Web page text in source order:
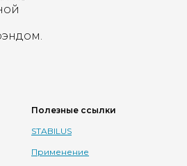
Полезные ссылки
STABILUS
Применение